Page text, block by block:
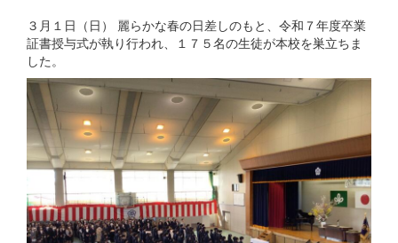
３月１日（日） 麗らかな春の日差しのもと、令和７年度卒業
証書授与式が執り行われ、１７５名の生徒が本校を巣立ちま
した。